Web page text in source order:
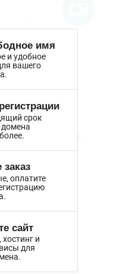
имя
и удобное
вашего
срок
домена
оплатите
сайт
хостинг и
для